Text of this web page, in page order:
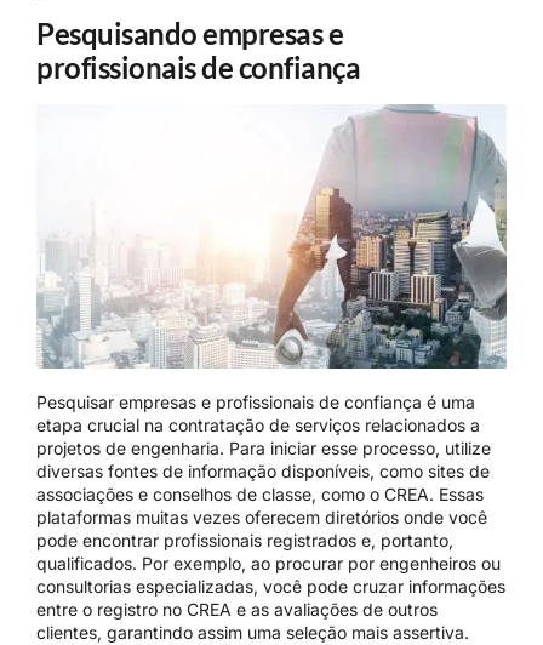
Pesquisando empresas e
profissionais de confiança
Pesquisar empresas e profissionais de confiança é uma
etapa crucial na contratação de serviços relacionados a
projetos de engenharia. Para iniciar esse processo, utilize
diversas fontes de informação disponíveis, como sites de
associações e conselhos de classe, como o CREA. Essas
plataformas muitas vezes oferecem diretórios onde você
pode encontrar profissionais registrados e, portanto,
qualificados. Por exemplo, ao procurar por engenheiros ou
consultorias especializadas, você pode cruzar informações
entre o registro no CREA e as avaliações de outros
clientes, garantindo assim uma seleção mais assertiva.